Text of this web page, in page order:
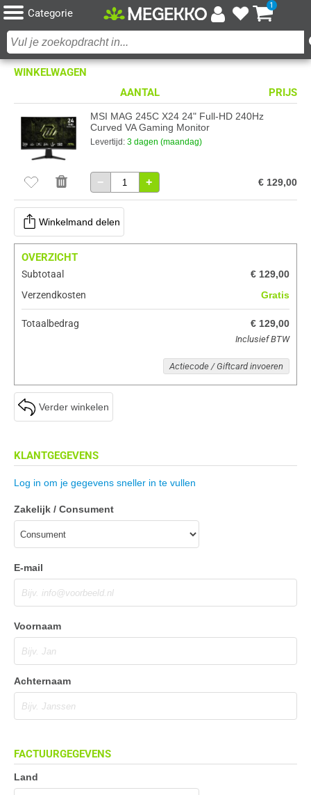
Categorie
1
WINKELWAGEN
AANTAL
PRIJS
MSI MAG 245C X24 24" Full-HD 240Hz
Curved VA Gaming Monitor
Levertijd: 3 dagen (maandag)
− + € 129,00
Winkelmand delen
Verder winkelen
OVERZICHT
Subtotaal
€ 129,00
Verzendkosten
Gratis
Totaalbedrag € 129,00
Inclusief BTW
Actiecode / Giftcard invoeren
KLANTGEGEVENS
Log in om je gegevens sneller in te vullen
Zakelijk / Consument
E-mail
Voornaam
Achternaam
FACTUURGEGEVENS
Land